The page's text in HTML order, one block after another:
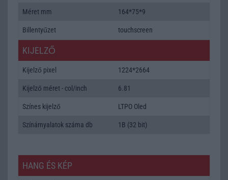
Méret mm 164*75*9
Billentyűzet touchscreen
KIJELZŐ
Kijelző pixel 1224*2664
Kijelző méret - col/inch 6.81
Színes kijelző LTPO Oled
Színárnyalatok száma db 1B (32 bit)
HANG ÉS KÉP